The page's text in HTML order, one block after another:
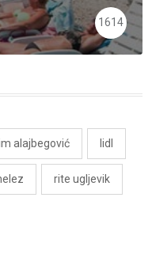
1614
alajbegović lidl
rite ugljevik